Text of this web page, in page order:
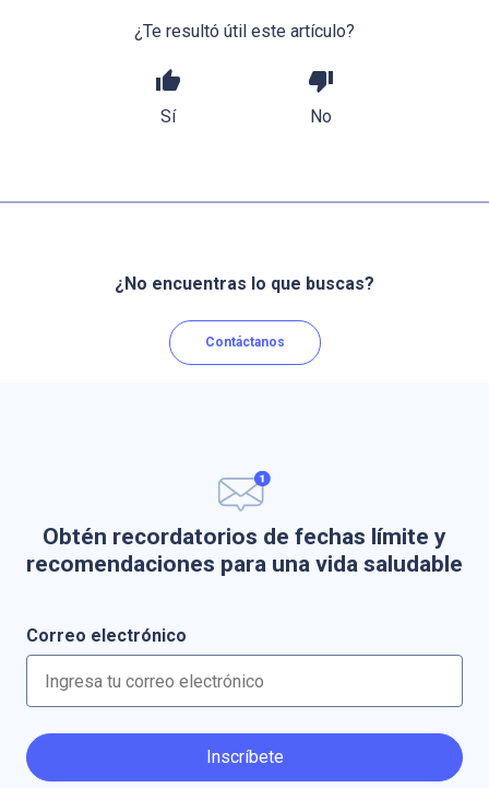
¿Te resultó útil este artículo?
thumb_up
Sí
thumb_down
No
¿No encuentras lo que buscas?
Contáctanos
Obtén recordatorios de fechas límite y
recomendaciones para una vida saludable
Correo electrónico
Inscríbete